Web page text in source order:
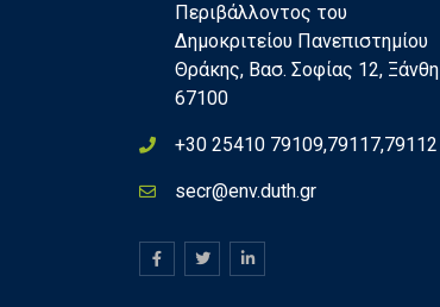
Περιβάλλοντος του
Δημοκριτείου Πανεπιστημίου
Θράκης, Βασ. Σοφίας 12, Ξάνθη
67100
+30 25410 79109,79117,79112
secr@env.duth.gr